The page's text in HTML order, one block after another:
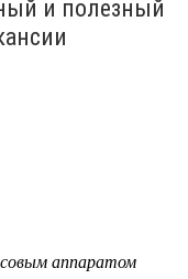
и полезный
аппаратом